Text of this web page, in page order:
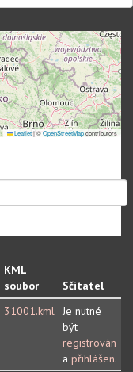
Leaflet|©OpenStreetMapcontributors
KML
soubor
Sčitatel
31001.kml Je nutné
být
registrován
a přihlášen.